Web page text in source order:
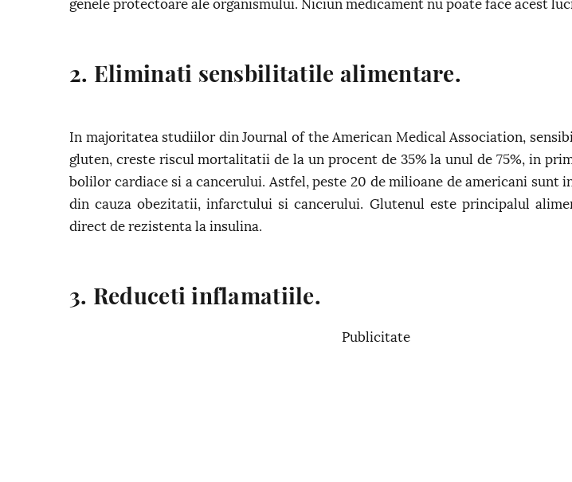
genele protectoare ale organismului. Niciun medicament nu poate face acest
2. Eliminati sensbilitatile alimentare.
In majoritatea studiilor din Journal of the American Medical Association,
gluten, creste riscul mortalitatii de la un procent de 35% la unul de 75%, in
bolilor cardiace si a cancerului. Astfel, peste 20 de milioane de americani sunt
din cauza obezitatii, infarctului si cancerului. Glutenul este principalul
direct de rezistenta la insulina.
3. Reduceti inflamatiile.
Publicitate